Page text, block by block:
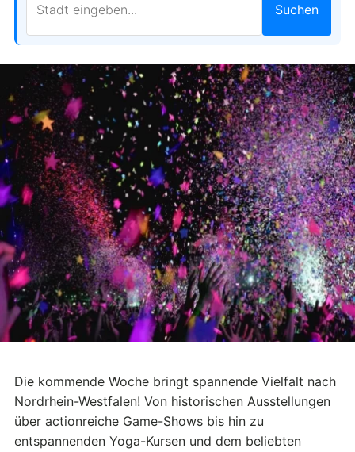
Suchen
Die kommende Woche bringt spannende Vielfalt nach
Nordrhein-Westfalen! Von historischen Ausstellungen
über actionreiche Game-Shows bis hin zu
entspannenden Yoga-Kursen und dem beliebten